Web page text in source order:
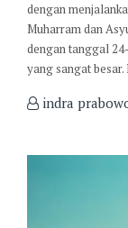
dengan
Muharram dan
dengan tanggal
yang sangat besar.
indra